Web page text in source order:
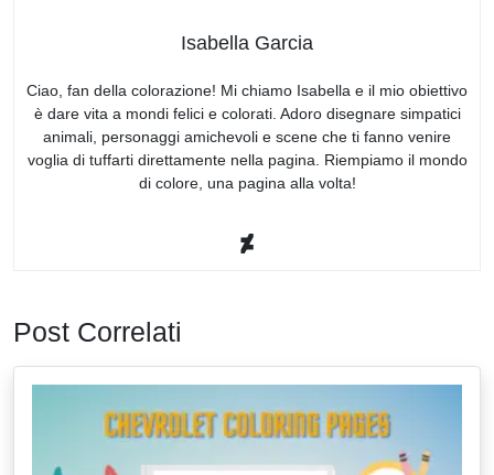
Isabella Garcia
Ciao, fan della colorazione! Mi chiamo Isabella e il mio obiettivo
è dare vita a mondi felici e colorati. Adoro disegnare simpatici
animali, personaggi amichevoli e scene che ti fanno venire
voglia di tuffarti direttamente nella pagina. Riempiamo il mondo
di colore, una pagina alla volta!
Post Correlati